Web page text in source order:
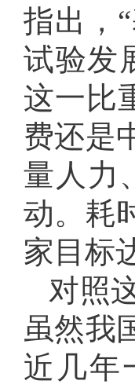
指出，
试验发
这一比
费还是
量人力
动。耗
家目标
对照
虽然我
近几年